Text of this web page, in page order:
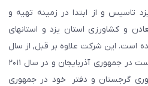
امام یزد تاسیس و از ابتدا در زمینه تهیه و
و کشاورزی استان یزد و استانهای
است. این شرکت علاوه بر قبل, از سال
۲۰۰۳ تحت عنوان شرکت اوروپلاست در جمهوری آذربایجان و در سال ۲۰۱۱
گرجستان و دفتر خود در جمهوری